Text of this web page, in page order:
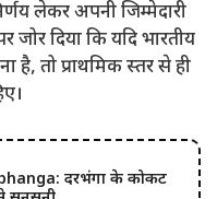
लेकर अपनी जिम्मेदारी
जोर दिया कि यदि भारतीय
है, तो प्राथमिक स्तर से ही
दरभंगा के कोकट